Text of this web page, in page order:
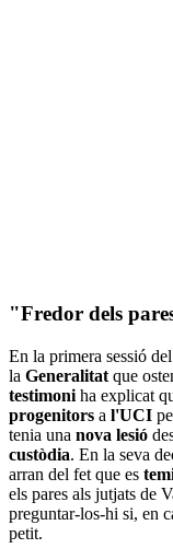
"Fredor dels
En la primera sessió
la Generalitat que
testimoni ha explicat
progenitors a l'UCI
tenia una nova lesió
custòdia. En la seva
arran del fet que es
els pares als jutjats de
preguntar-los-hi si, en
petit.